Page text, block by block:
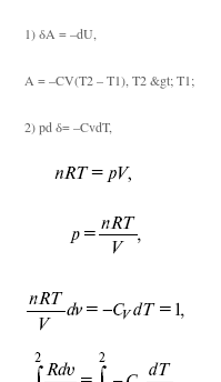
1) δA = –dU,
A = –CV(T2 – T1), T2 &gt; T1;
2) pd δ= –CvdT,